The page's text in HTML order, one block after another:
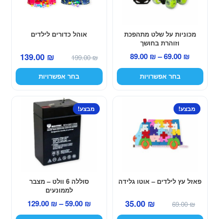
מכוניות על שלט מתהפכת
וזוהרת בחושך
69.00 ₪
–
89.00 ₪
טווח
מחירים:
בחר אפשרויות
סוגים.
האפשרויות
אוהל כדורים לילדים
199.00₪
המחיר
המקורי
היה:
139.00 ₪
הוא:
בחר אפשרויות
סוגים.
האפשרויות
פאזל עץ לילדים – אוטו גלידה
מבצע!
69.00₪
המחיר
המקורי
35.00 ₪
המחיר
הנוכחי
סוללה 6 וולט – מצבר
לממונעים
מבצע!
59.00 ₪
–
129.00 ₪
מחירים:
למוצר
זה
האפשרויות